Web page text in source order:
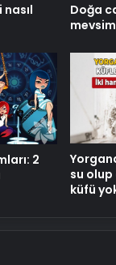
Doğa
2
su olup
küfü